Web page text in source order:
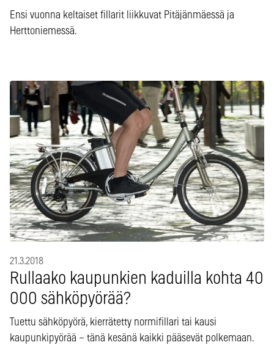
Ensi vuonna keltaiset fillarit liikkuvat Pitäjänmäessä ja
Herttoniemessä.
21.3.2018
Rullaako kaupunkien kaduilla kohta 40
000 sähköpyörää?
Tuettu sähköpyörä, kierrätetty normifillari tai kausi
kaupunkipyörää – tänä kesänä kaikki pääsevät polkemaan.